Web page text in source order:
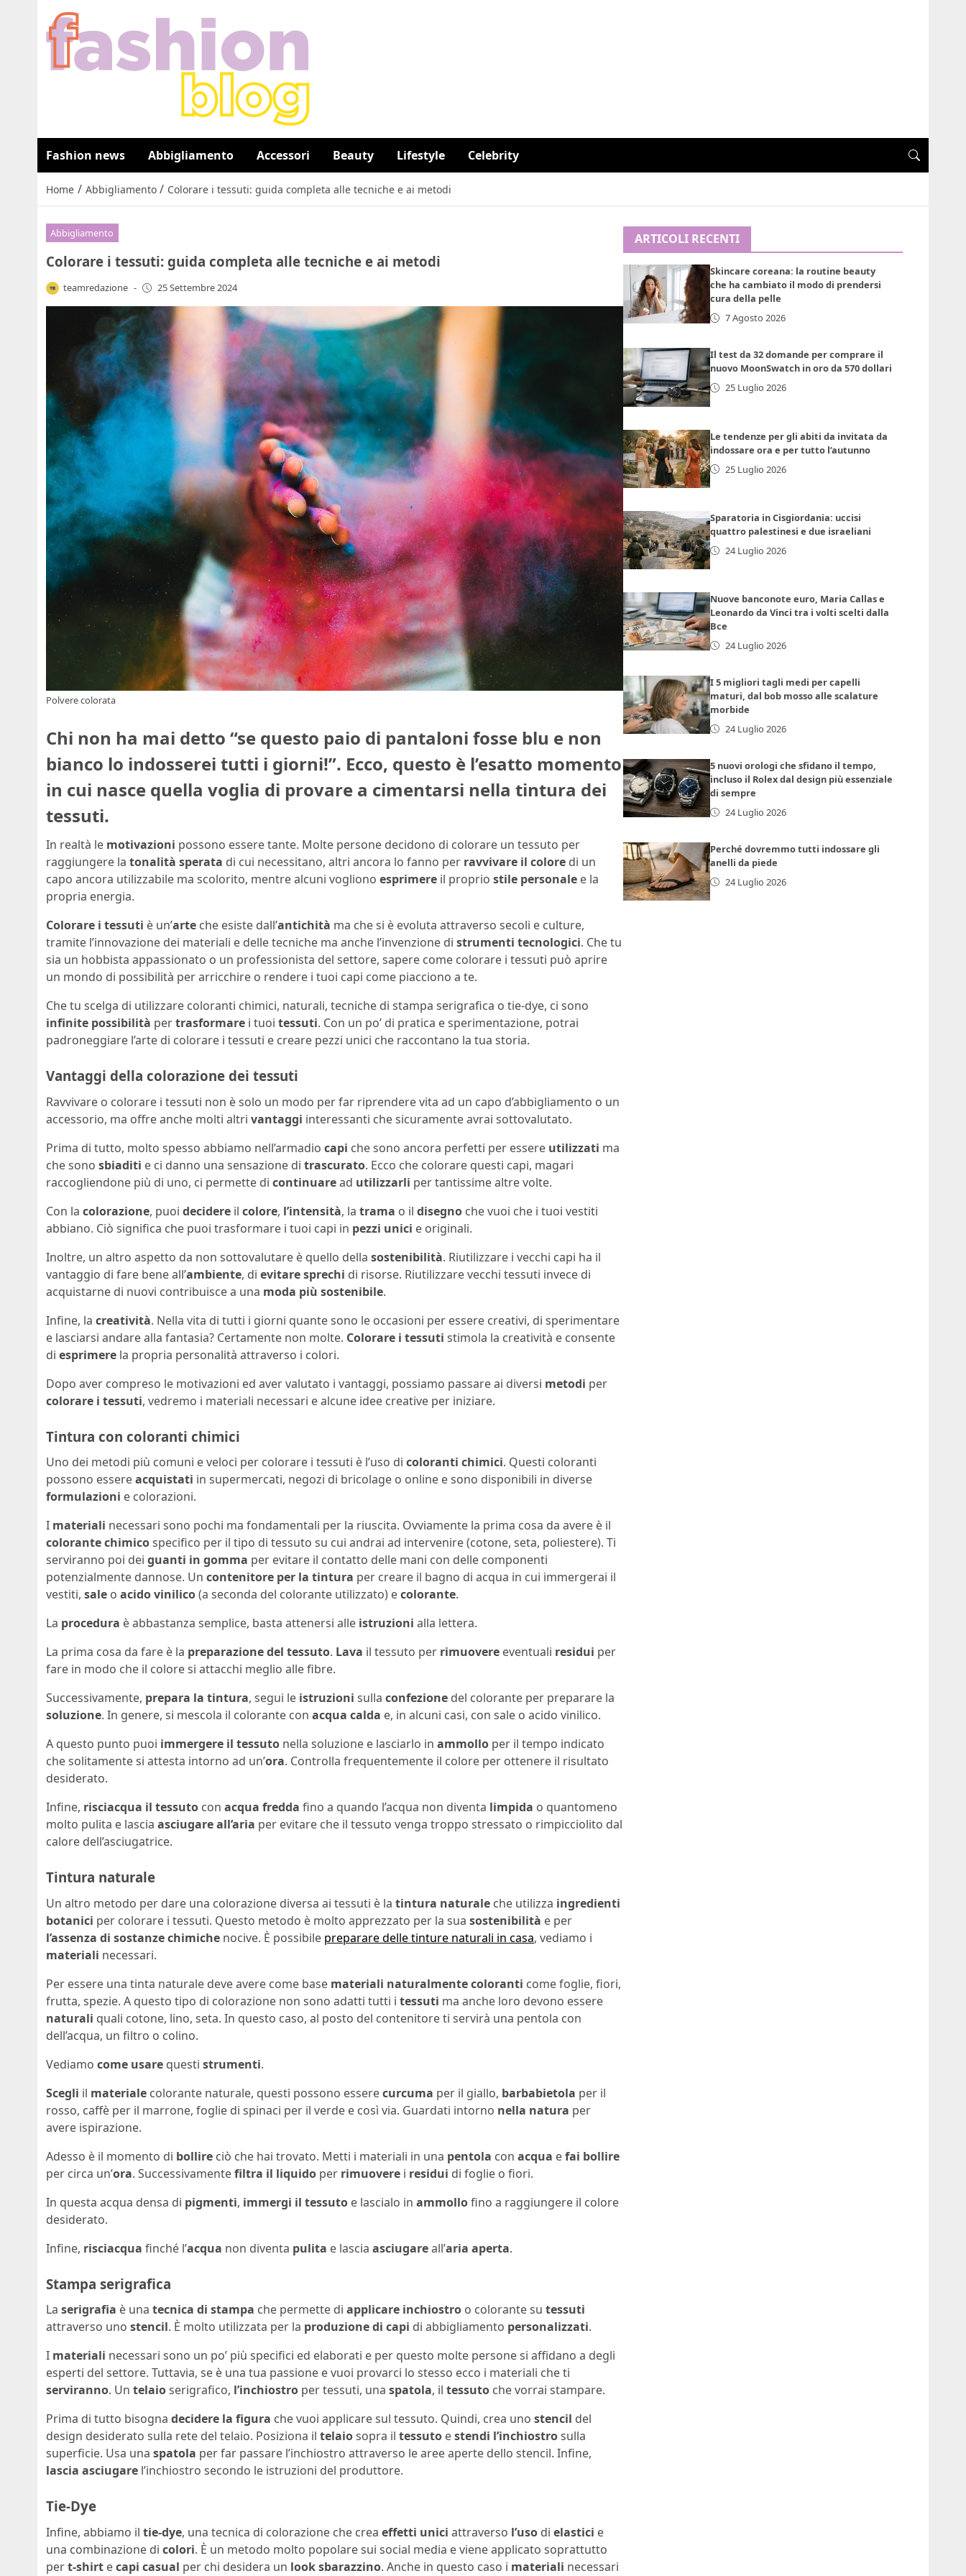
Fashion news Abbigliamento Accessori Beauty Lifestyle Celebrity
Home / Abbigliamento / Colorare i tessuti: guida completa alle tecniche e ai metodi
Abbigliamento
Colorare i tessuti: guida completa alle tecniche e ai metodi
teamredazione - 25 Settembre 2024
Polvere colorata
Chi non ha mai detto “se questo paio di pantaloni fosse blu e non
bianco lo indosserei tutti i giorni!”. Ecco, questo è l’esatto momento
in cui nasce quella voglia di provare a cimentarsi nella tintura dei
tessuti.
In realtà le motivazioni possono essere tante. Molte persone decidono di colorare un tessuto per
raggiungere la tonalità sperata di cui necessitano, altri ancora lo fanno per ravvivare il colore di un
capo ancora utilizzabile ma scolorito, mentre alcuni vogliono esprimere il proprio stile personale e la
propria energia.
Colorare i tessuti è un’arte che esiste dall’antichità ma che si è evoluta attraverso secoli e culture,
tramite l’innovazione dei materiali e delle tecniche ma anche l’invenzione di strumenti tecnologici. Che tu
sia un hobbista appassionato o un professionista del settore, sapere come colorare i tessuti può aprire
un mondo di possibilità per arricchire o rendere i tuoi capi come piacciono a te.
Che tu scelga di utilizzare coloranti chimici, naturali, tecniche di stampa serigrafica o tie-dye, ci sono
infinite possibilità pertrasformare i tuoi tessuti. Con un po’ di pratica e sperimentazione, potrai
padroneggiare l’arte di colorare i tessuti e creare pezzi unici che raccontano la tua storia.
Vantaggi della colorazione dei tessuti
Ravvivare o colorare i tessuti non è solo un modo per far riprendere vita ad un capo d’abbigliamento o un
accessorio, ma offre anche molti altri vantaggi interessanti che sicuramente avrai sottovalutato.
Prima di tutto, molto spesso abbiamo nell’armadio capi che sono ancora perfetti per essere utilizzati ma
che sono sbiaditi e ci danno una sensazione di trascurato. Ecco che colorare questi capi, magari
raccogliendone più di uno, ci permette di continuaread utilizzarli per tantissime altre volte.
Con la colorazione, puoi decidere il colore, l’intensità, la trama o il disegno che vuoi che i tuoi vestiti
abbiano. Ciò significa che puoi trasformare i tuoi capi in pezzi unici e originali.
Inoltre, un altro aspetto da non sottovalutare è quello della sostenibilità. Riutilizzare i vecchi capi ha il
vantaggio di fare bene all’ambiente, di evitare sprechi di risorse. Riutilizzare vecchi tessuti invece di
acquistarne di nuovi contribuisce a una moda più sostenibile.
Infine, la creatività. Nella vita di tutti i giorni quante sono le occasioni per essere creativi, di sperimentare
e lasciarsi andare alla fantasia? Certamente non molte. Colorare i tessuti stimola la creatività e consente
di esprimere la propria personalità attraverso i colori.
Dopo aver compreso le motivazioni ed aver valutato i vantaggi, possiamo passare ai diversi metodi per
colorare i tessuti, vedremo i materiali necessari e alcune idee creative per iniziare.
Tintura con coloranti chimici
Uno dei metodi più comuni e veloci per colorare i tessuti è l’uso di coloranti chimici. Questi coloranti
possono essereacquistati in supermercati, negozi di bricolage o online e sono disponibili in diverse
formulazioni e colorazioni.
I materiali necessari sono pochi ma fondamentali per la riuscita. Ovviamente la prima cosa da avere è il
colorante chimicospecifico per il tipo di tessuto su cui andrai ad intervenire (cotone, seta, poliestere). Ti
serviranno poi dei guanti in gomma per evitare il contatto delle mani con delle componenti
potenzialmente dannose. Un contenitore per la tintura per creare il bagno di acqua in cui immergerai il
vestiti, sale o acido vinilico(a seconda del colorante utilizzato) ecolorante.
La procedura è abbastanza semplice, basta attenersi alle istruzioni alla lettera.
La prima cosa da fare è la preparazione del tessuto. Lava il tessuto per rimuovere eventuali residui per
fare in modo che il colore si attacchi meglio alle fibre.
Successivamente, prepara la tintura, segui le istruzioni sulla confezione del colorante per preparare la
soluzione. In genere, si mescola il colorante con acqua calda e, in alcuni casi, con sale o acido vinilico.
A questo punto puoi immergere il tessuto nella soluzione e lasciarlo in ammollo per il tempo indicato
che solitamente si attesta intorno ad un’ora. Controlla frequentemente il colore per ottenere il risultato
desiderato.
Infine, risciacqua il tessuto con acqua fredda fino a quando l’acqua non diventa limpida o quantomeno
molto pulita e lascia asciugare all’aria per evitare che il tessuto venga troppo stressato o rimpicciolito dal
calore dell’asciugatrice.
Tintura naturale
Un altro metodo per dare una colorazione diversa ai tessuti è la tintura naturale che utilizza ingredienti
botanici per colorare i tessuti. Questo metodo è molto apprezzato per la sua sostenibilità e per
l’assenza di sostanze chimiche nocive. È possibile preparare delle tinture naturali in casa, vediamo i
materiali necessari.
Per essere una tinta naturale deve avere come base materiali naturalmente coloranti come foglie, fiori,
frutta, spezie. A questo tipo di colorazione non sono adatti tutti i tessuti ma anche loro devono essere
naturali quali cotone, lino, seta. In questo caso, al posto del contenitore ti servirà una pentola con
dell’acqua, un filtro o colino.
Vediamo come usare questi strumenti.
Scegli il materiale colorante naturale, questi possono esserecurcuma per il giallo, barbabietola per il
rosso, caffè per il marrone, foglie di spinaci per il verde e così via. Guardati intorno nella natura per
avere ispirazione.
Adesso è il momento di bollire ciò che hai trovato. Metti i materiali in una pentola con acqua efai bollire
per circa un’ora. Successivamentefiltra il liquido per rimuovere i residui di foglie o fiori.
In questa acqua densa di pigmenti, immergi il tessuto e lascialo in ammollofino a raggiungere il colore
desiderato.
Infine, risciacqua finché l’acqua non diventa pulita e lascia asciugareall’aria aperta.
Stampa serigrafica
La serigrafia è una tecnica di stampa che permette di applicare inchiostro o colorante su tessuti
attraverso uno stencil. È molto utilizzata per la produzione di capi di abbigliamento personalizzati.
I materiali necessari sono un po’ più specifici ed elaborati e per questo molte persone si affidano a degli
esperti del settore. Tuttavia, se è una tua passione e vuoi provarci lo stesso ecco i materiali che ti
serviranno. Un telaioserigrafico, l’inchiostro per tessuti, una spatola, il tessuto che vorrai stampare.
Prima di tutto bisogna decidere la figura che vuoi applicare sul tessuto. Quindi, crea uno stencil del
design desiderato sulla rete del telaio. Posiziona il telaiosopra il tessuto estendi l’inchiostrosulla
superficie. Usa una spatola per far passare l’inchiostro attraverso le aree aperte dello stencil. Infine,
lascia asciugare l’inchiostro secondo le istruzioni del produttore.
Tie-Dye
Infine, abbiamo il tie-dye, una tecnica di colorazione che crea effetti unici attraverso l’uso di elastici e
una combinazione di colori. È un metodo molto popolare sui social media e viene applicato soprattutto
pert-shirt ecapi casual per chi desidera un look sbarazzino. Anche in questo caso i materiali necessari
ARTICOLI RECENTI
Skincare coreana: la routine beauty
che ha cambiato il modo di prendersi
cura della pelle
7 Agosto 2026
Il test da 32 domande per comprare il
nuovo MoonSwatch in oro da 570 dollari
25 Luglio 2026
Le tendenze per gli abiti da invitata da
indossare ora e per tutto l’autunno
25 Luglio 2026
Sparatoria in Cisgiordania: uccisi
quattro palestinesi e due israeliani
24 Luglio 2026
Nuove banconote euro, Maria Callas e
Leonardo da Vinci tra i volti scelti dalla
Bce
24 Luglio 2026
I 5 migliori tagli medi per capelli
maturi, dal bob mosso alle scalature
morbide
24 Luglio 2026
5 nuovi orologi che sfidano il tempo,
incluso il Rolex dal design più essenziale
di sempre
24 Luglio 2026
Perché dovremmo tutti indossare gli
anelli da piede
24 Luglio 2026